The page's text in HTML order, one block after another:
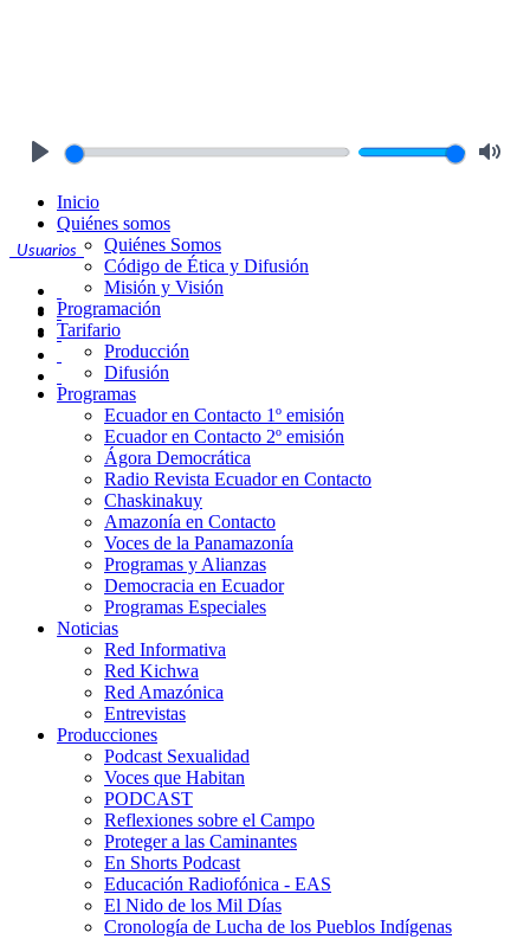
Usuarios
Inicio
Quiénes somos
Quiénes Somos
Código de Ética y Difusión
Misión y Visión
Programación
Tarifario
Producción
Difusión
Programas
Ecuador en Contacto 1º emisión
Ecuador en Contacto 2º emisión
Ágora Democrática
Radio Revista Ecuador en Contacto
Chaskinakuy
Amazonía en Contacto
Voces de la Panamazonía
Programas y Alianzas
Democracia en Ecuador
Programas Especiales
Noticias
Red Informativa
Red Kichwa
Red Amazónica
Entrevistas
Producciones
Podcast Sexualidad
Voces que Habitan
PODCAST
Reflexiones sobre el Campo
Proteger a las Caminantes
En Shorts Podcast
Educación Radiofónica - EAS
El Nido de los Mil Días
Cronología de Lucha de los Pueblos Indígenas